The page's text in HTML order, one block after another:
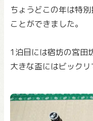
ちょうどこの年は特
ことができました。
1泊目には宿坊の宮田
大きな盃にはビックリ